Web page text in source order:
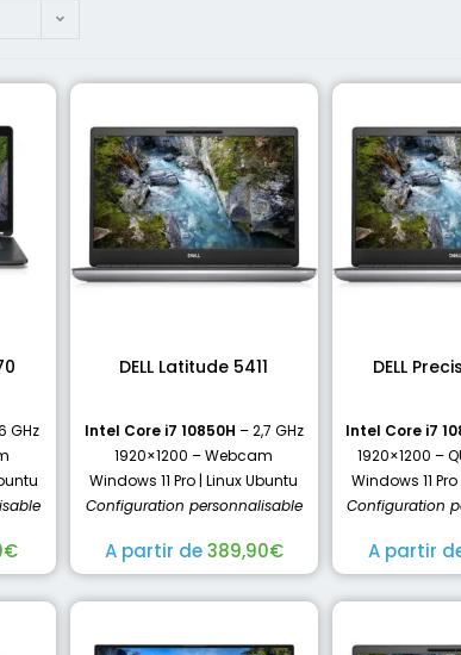
GHz
€
DELL Latitude 5411
Intel Core i7 10850H – 2,7 GHz
1920×1200 – Webcam
Windows 11 Pro | Linux Ubuntu
Configuration personnalisable
A partir de389,90€
DELL
Intel Core i7
1920×1200 –
Windows 11
Configuration
A partir